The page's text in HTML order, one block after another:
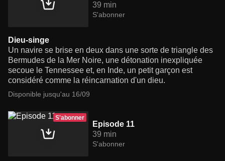
39 min
S'abonner
Dieu-singe
Un navire se brise en deux dans une sorte de triangle des
Bermudes de la Mer Noire, une détonation inexpliquée
secoue le Tennessee et, en Inde, un petit garçon est
considéré comme la réincarnation d'un dieu.
Disponible jusqu'au 16/09
S'abonner
Episode 11
39 min
S'abonner